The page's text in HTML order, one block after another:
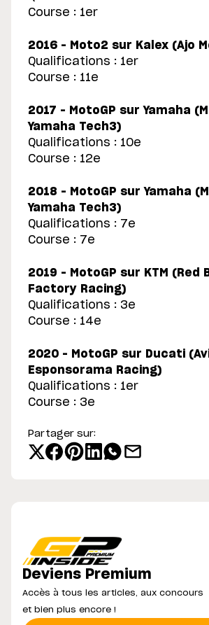
Course : 1er
2016 – Moto2 sur Kalex (Ajo
Qualifications : 1er
Course : 11e
2017 – MotoGP sur Yamaha
Yamaha Tech3)
Qualifications : 10e
Course : 12e
2018 – MotoGP sur Yamaha
Yamaha Tech3)
Qualifications : 7e
Course : 7e
2019 – MotoGP sur KTM (Red
Factory Racing)
Qualifications : 3e
Course : 14e
2020 – MotoGP sur Ducati
Esponsorama Racing)
Qualifications : 1er
Course : 3e
Partager sur:
Deviens Premium
Accès à tous les articles, aux concours
et bien plus encore !